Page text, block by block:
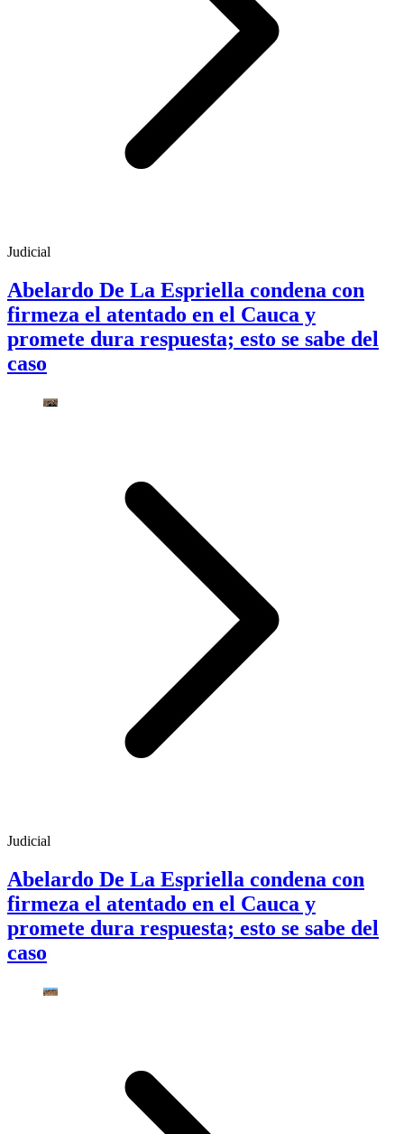
Judicial
Abelardo De La Espriella condena con
firmeza el atentado en el Cauca y
promete dura respuesta; esto se sabe del
caso
Judicial
Abelardo De La Espriella condena con
firmeza el atentado en el Cauca y
promete dura respuesta; esto se sabe del
caso